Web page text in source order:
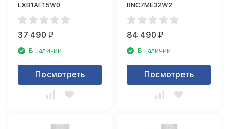
LXB1AF15W0
37 490₽
В наличии
Посмотреть
RNC7ME32W2
84 490₽
В наличии
Посмотреть